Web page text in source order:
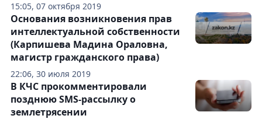
15:05, 07 октября 2019
22:06, 30 июля 2019
Основания возникновения прав
интеллектуальной собственности
(Карпишева Мадина Ораловна,
магистр гражданского права)
В КЧС прокомментировали
позднюю SMS-рассылку о
землетрясении